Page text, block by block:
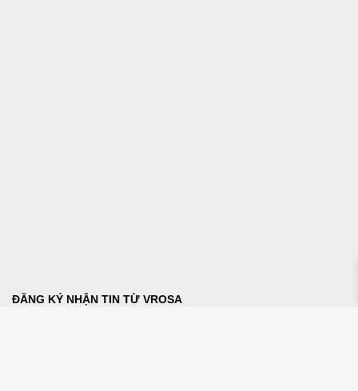
ĐĂNG KÝ NHẬN TIN TỪ VROSA